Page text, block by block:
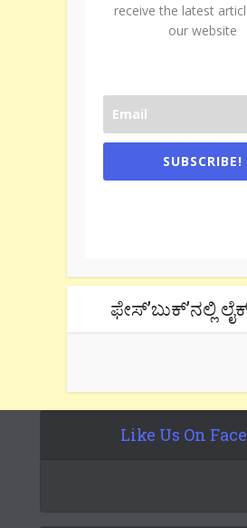
receive the latest
our website
SUBSCRIBE!
ಫೇಸ್’ಬುಕ್’ನಲ್ಲಿ
Like Us On